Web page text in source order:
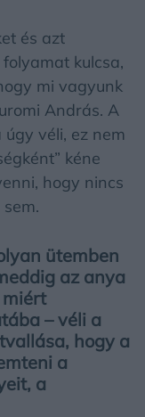
és azt
kulcsa,
mi vagyunk
András. A
véli, ez nem
kéne
hogy nincs
ütemben
az anya
miért
– véli a
hogy a
a
a